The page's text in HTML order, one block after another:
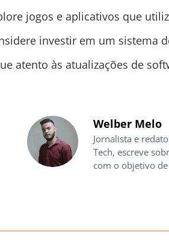
jogos e aplicativos que
investir em um sistema
atento às atualizações de
Welber Melo
Jornalista e
Tech, escreve
com o objetivo